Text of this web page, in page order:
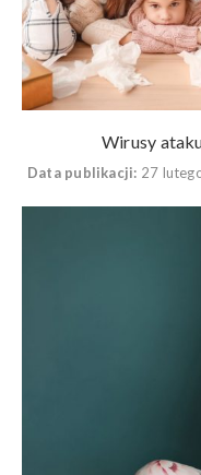
Wirusy
Data publikacji: 27